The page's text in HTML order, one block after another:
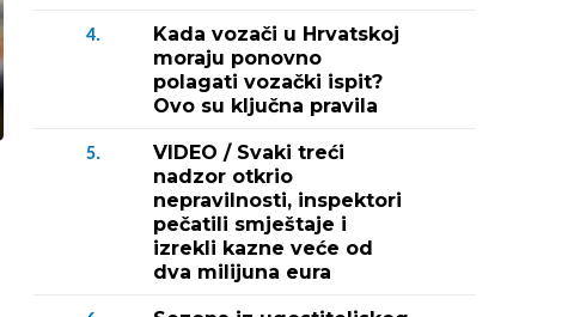
4.
Kada vozači u Hrvatskoj
moraju ponovno
polagati vozački ispit?
Ovo su ključna pravila
5.
VIDEO / Svaki treći
nadzor otkrio
nepravilnosti, inspektori
pečatili smještaje i
izrekli kazne veće od
dva milijuna eura